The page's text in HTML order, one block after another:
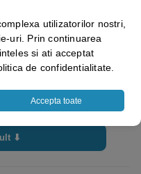
⬇
utilizatorilor nostri,
uri. Prin continuarea
si ati acceptat
de confidentialitate.
Accepta toate